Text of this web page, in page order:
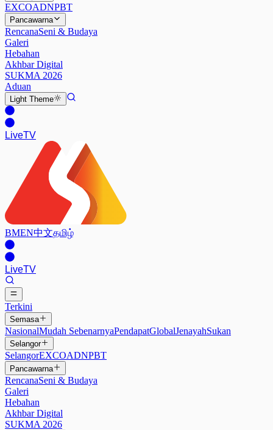
EXCOADNPBT
Pancawarna
RencanaSeni & Budaya
Galeri
Hebahan
Akhbar Digital
SUKMA 2026
Aduan
Light Theme
LiveTV
BMEN中文தமிழ்
LiveTV
Terkini
Semasa
NasionalMudah SebenarnyaPendapatGlobalJenayahSukan
Selangor
SelangorEXCOADNPBT
Pancawarna
RencanaSeni & Budaya
Galeri
Hebahan
Akhbar Digital
SUKMA 2026